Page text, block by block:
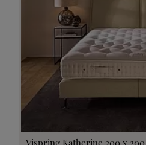
Vispring Katherine 200 x